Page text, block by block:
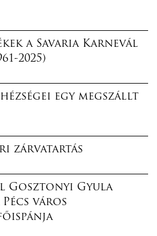
a Savaria Karnevál
2025)
egy megszállt
zárvatartás
Gosztonyi Gyula
város